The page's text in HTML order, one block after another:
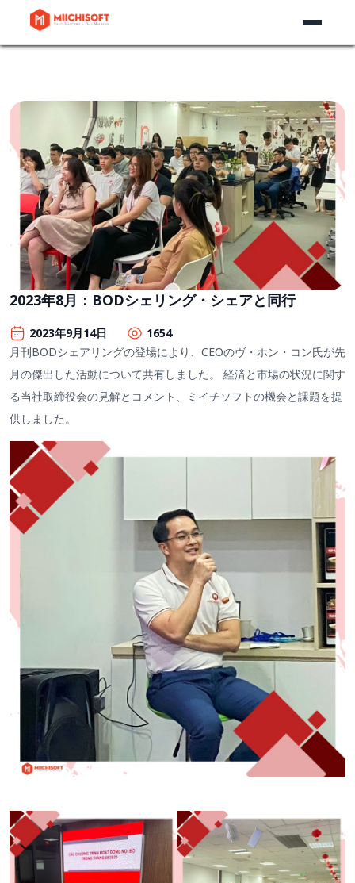
2023年8月：BODシェリング・シェアと同行
2023年9月14日
1654
月刊BODシェアリングの登場により、CEOのヴ・ホン・コン氏が先
月の傑出した活動について共有しました。 経済と市場の状況に関す
る当社取締役会の見解とコメント、ミイチソフトの機会と課題を提
供しました。